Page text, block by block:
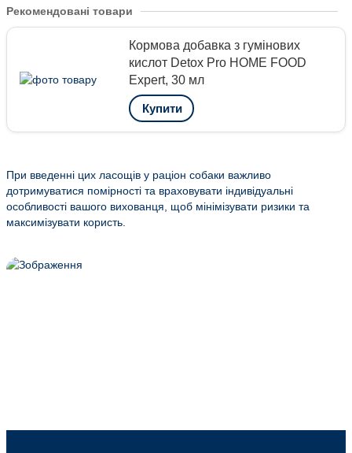
Рекомендовані товари
Кормова добавка з гумінових
кислот Detox Pro HOME FOOD
Expert, 30 мл
Купити
При введенні цих ласощів у раціон собаки важливо
дотримуватися помірності та враховувати індивідуальні
особливості вашого вихованця, щоб мінімізувати ризики та
максимізувати користь.